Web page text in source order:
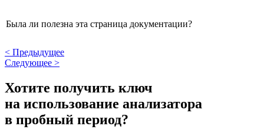
Была ли полезна эта страница документации?
< Предыдущее
Следующее >
Хотите получить ключ
на использование анализатора
в пробный период?